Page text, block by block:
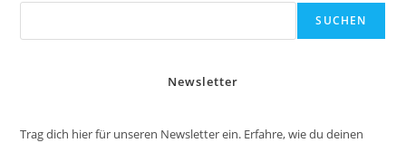
SUCHEN
Newsletter
Trag dich hier für unseren Newsletter ein. Erfahre, wie du deinen